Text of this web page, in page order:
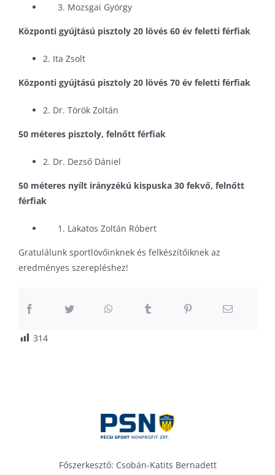
Mozsgai György
Központi gyújtású pisztoly 20 lövés 60 év feletti férfiak
2. Ita Zsolt
Központi gyújtású pisztoly 20 lövés 70 év feletti férfiak
2. Dr. Török Zoltán
50 méteres pisztoly, felnőtt férfiak
2. Dr. Dezső Dániel
50 méteres nyílt irányzékú kispuska 30 fekvő, felnőtt
férfiak
Lakatos Zoltán Róbert
Gratulálunk sportlövőinknek és felkészítőiknek az
eredményes szerepléshez!
314
Főszerkesztő: Csobán-Katits Bernadett